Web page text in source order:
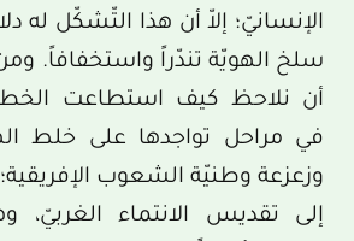
الإنسانيّ؛ إلاّ أن هذا التّشكّل له
سلخ الهويّة تندّراً واستخفافاً. ومن
أن نلاحظ كيف استطاعت
في مراحل تواجدها على خلط
وزعزعة وطنيّة الشعوب الإفريقية؛
إلى تقديس الانتماء الغربيّ،